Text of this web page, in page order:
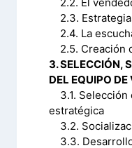
2.3.
2.4. La
2.5. Creación
3. SELECCIÓN,
DEL EQUIPO DE
3.1. Selección
estratégica
3.2.
3.3.